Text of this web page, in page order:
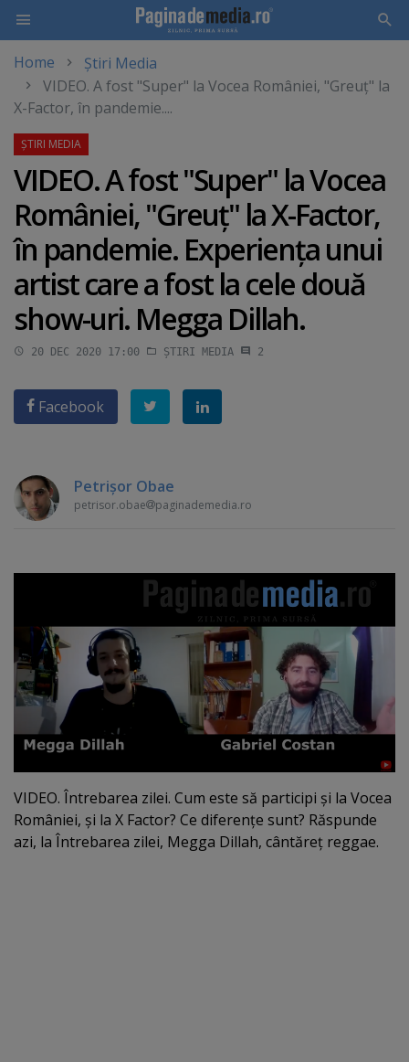
main
content
Home
Știri Media
VIDEO. A fost "Super" la Vocea României, "Greuţ" la
X-Factor, în pandemie....
VIDEO. A fost "Super" la Vocea
României, "Greuţ" la X-Factor,
în pandemie. Experienţa unui
artist care a fost la cele două
show-uri. Megga Dillah.
20 DEC 2020 17:00 ȘTIRI MEDIA 2
Facebook
Petrişor Obae
petrisor.obae paginademedia.ro
VIDEO. Întrebarea zilei. Cum este să participi şi la Vocea
României, şi la X Factor? Ce diferenţe sunt? Răspunde
azi, la Întrebarea zilei, Megga Dillah, cântăreţ reggae.